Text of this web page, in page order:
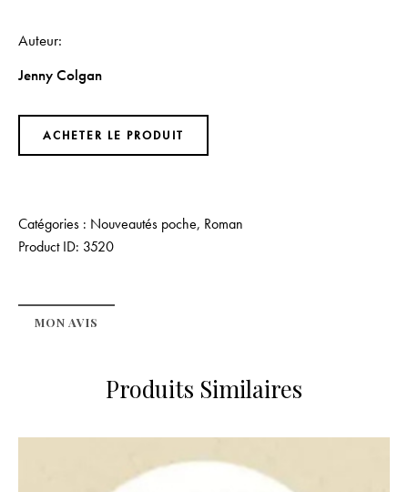
Auteur
Jenny Colgan
ACHETER LE PRODUIT
Catégories : Nouveautés poche, Roman
Product ID: 3520
MON AVIS
Produits Similaires